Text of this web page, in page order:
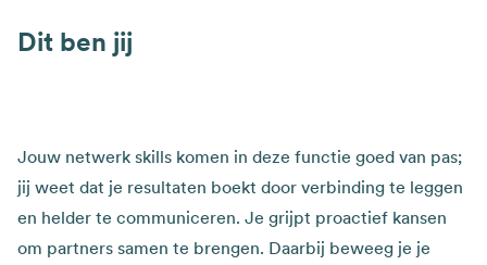
Dit ben jij
Jouw netwerk skills komen in deze functie goed van pas;
jij weet dat je resultaten boekt door verbinding te leggen
en helder te communiceren. Je grijpt proactief kansen
om partners samen te brengen. Daarbij beweeg je je